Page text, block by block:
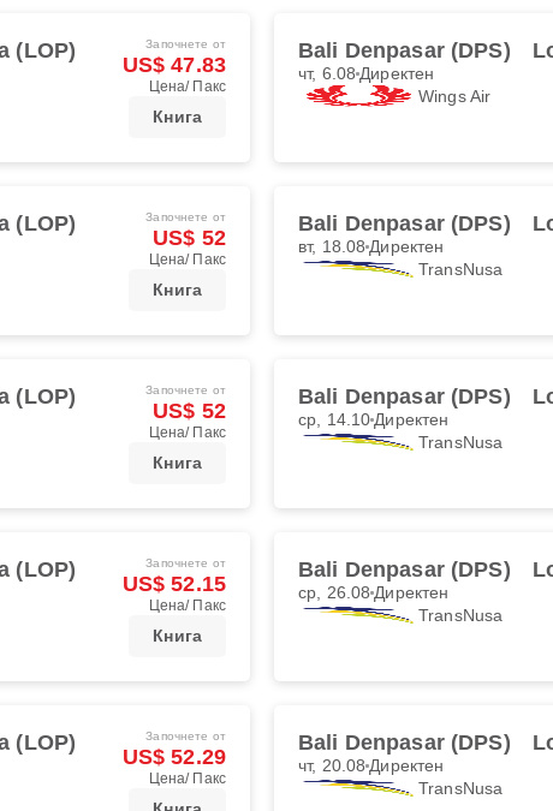
(LOP) Започнете от
US$ 47.83
Цена/ Пакс
Книга
Bali Denpasar (DPS)
чт, 6.08 Директен
Wings Air
(LOP) Започнете от
US$ 52
Цена/ Пакс
Книга
Bali Denpasar (DPS)
вт, 18.08 Директен
TransNusa
(LOP) Започнете от
US$ 52
Цена/ Пакс
Книга
Bali Denpasar (DPS)
ср, 14.10 Директен
TransNusa
(LOP) Започнете от
US$ 52.15
Цена/ Пакс
Книга
Bali Denpasar (DPS)
ср, 26.08 Директен
TransNusa
(LOP) Започнете от
US$ 52.29
Цена/ Пакс
Bali Denpasar (DPS)
чт, 20.08 Директен
TransNusa